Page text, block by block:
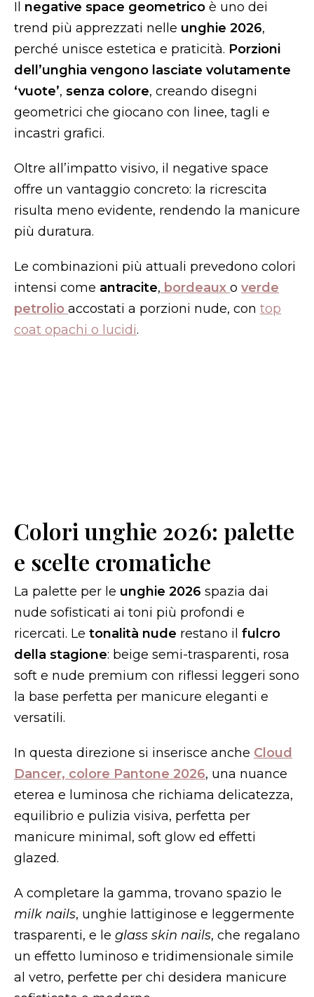
Il negative space geometrico è uno dei
trend più apprezzati nelle unghie 2026,
perché unisce estetica e praticità. Porzioni
dell’unghia vengono lasciate volutamente
‘vuote’, senza colore, creando disegni
geometrici che giocano con linee, tagli e
incastri grafici.
Oltre all’impatto visivo, il negative space
offre un vantaggio concreto: la ricrescita
risulta meno evidente, rendendo la manicure
più duratura.
Le combinazioni più attuali prevedono colori
intensi come antracite, bordeaux o verde
petrolio accostati a porzioni nude, con top
coat opachi o lucidi.
Colori unghie 2026: palette
e scelte cromatiche
La palette per le unghie 2026 spazia dai
nude sofisticati ai toni più profondi e
ricercati. Le tonalità nude restano il fulcro
della stagione: beige semi-trasparenti, rosa
soft e nude premium con riflessi leggeri sono
la base perfetta per manicure eleganti e
versatili.
In questa direzione si inserisce anche Cloud
Dancer, colore Pantone 2026, una nuance
eterea e luminosa che richiama delicatezza,
equilibrio e pulizia visiva, perfetta per
manicure minimal, soft glow ed effetti
glazed.
A completare la gamma, trovano spazio le
milk nails, unghie lattiginose e leggermente
trasparenti, e le glass skin nails, che regalano
un effetto luminoso e tridimensionale simile
al vetro, perfette per chi desidera manicure